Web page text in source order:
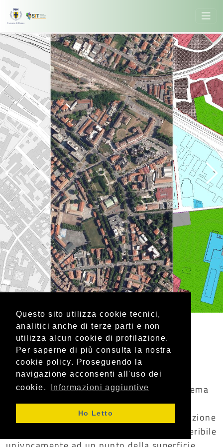
Questo sito utilizza cookie tecnici,
analitici anche di terze parti e non
utilizza alcun cookie di profilazione.
Per saperne di più consulta la nostra
cookie policy. Proseguendo la
navigazione acconsenti all'uso dei
cookie.
Informazioni aggiuntive
Ho Letto
Sistema Informativo
Territoriale (SIT)
Il Sistema Informativo Territoriale è il sistema
attraverso il quale vengono gestiste le
informazioni territoriali, dove per informazione
territoriale si intende un'informazione riferibile